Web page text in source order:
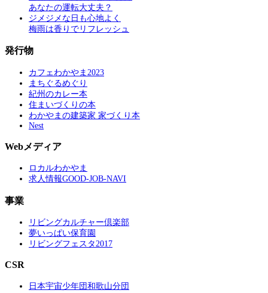
あなたの運転大丈夫？
ジメジメな日も心地よく
梅雨は香りでリフレッシュ
発行物
カフェわかやま2023
まちぐるめぐり
紀州のカレー本
住まいづくりの本
わかやまの建築家 家づくり本
Nest
Webメディア
ロカルわかやま
求人情報GOOD-JOB-NAVI
事業
リビングカルチャー倶楽部
夢いっぱい保育園
リビングフェスタ2017
CSR
日本宇宙少年団和歌山分団